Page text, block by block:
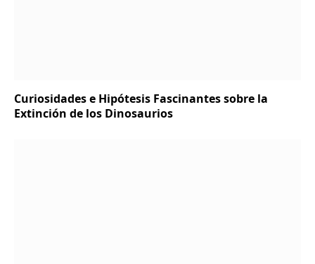
Curiosidades e Hipótesis Fascinantes sobre la
Extinción de los Dinosaurios